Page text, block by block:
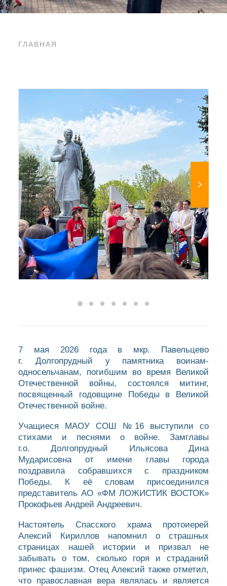
ГЛАВНАЯ
7 мая 2026 года в мкр. Павельцево
г. Долгопрудный у памятника воинам-
односельчанам, погибшим во время Великой
Отечественной войны, состоялся митинг,
посвященный годовщине Победы в Великой
Отечественной войне.
Учащиеся МАОУ СОШ №16 выступили со
стихами и песнями о войне. Замглавы
г.о. Долгопрудный Ильясова Дина
Мударисовна от имени главы города
поздравила собравшихся с праздником
Победы. К её словам присоединился
представитель АО «ФМ ЛОЖИСТИК ВОСТОК»
Прокофьев Андрей Андреевич.
Настоятель Спасского храма протоиерей
Алексий Кириллов напомнил о страшных
страницах нашей истории и призвал не
забывать о том, сколько горя и страданий
принес фашизм. Отец Алексий также отметил,
что православная вера являлась и является